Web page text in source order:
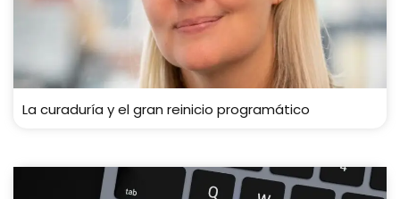
La curaduría y el gran reinicio programático